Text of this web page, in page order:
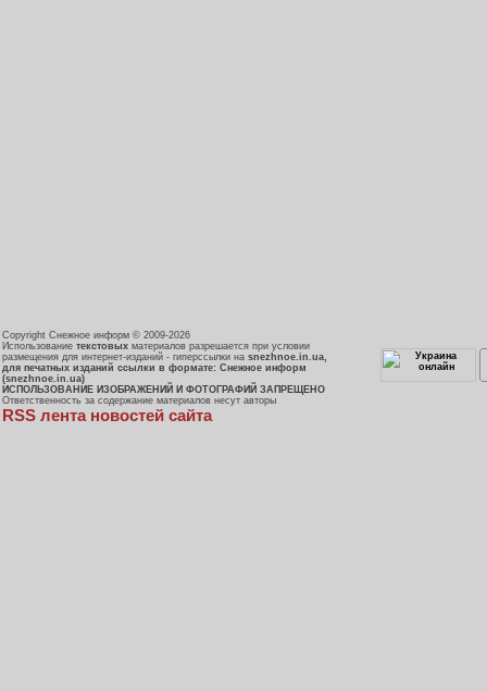
Copyright Снежное информ © 2009-2026
Использование текстовых материалов разрешается при условии
размещения для интернет-изданий - гиперссылки на snezhnoe.in.ua,
для печатных изданий ссылки в формате: Снежное информ
(snezhnoe.in.ua)
ИСПОЛЬЗОВАНИЕ ИЗОБРАЖЕНИЙ И ФОТОГРАФИЙ ЗАПРЕЩЕНО
Ответственность за содержание материалов несут авторы
RSS лента новостей сайта